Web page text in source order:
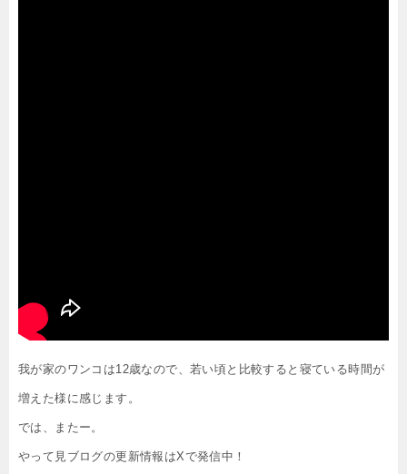
我が家のワンコは12歳なので、若い頃と比較すると寝ている時間が
増えた様に感じます。
では、またー。
やって見ブログの更新情報はXで発信中！